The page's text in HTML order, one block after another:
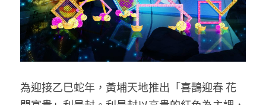
為迎接乙巳蛇年，黃埔天地推出「喜鵲迎春 花